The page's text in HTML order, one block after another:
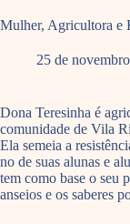
Mulher, Agricultora e
25 de
Dona Teresinha é
comunidade de Vila
Ela semeia a
no de suas alunas e
tem como base o seu
anseios e os saberes